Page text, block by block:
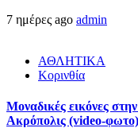
7 ημέρες ago admin
ΑΘΛΗΤΙΚΑ
Κορινθία
Μοναδικές εικόνες
Ακρόπολις (video-φωτο)